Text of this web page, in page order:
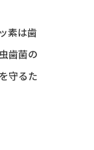
素は歯
歯菌の
守るた